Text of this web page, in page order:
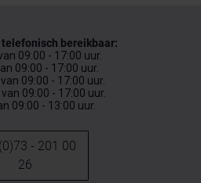
telefonisch bereikbaar:
09:00 - 17:00 uur.
09:00 - 17:00 uur.
09:00 - 17:00 uur.
09:00 - 17:00 uur.
09:00 - 13:00 uur.
- 201 00
26